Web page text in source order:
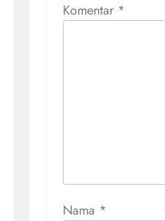
Komentar *
Nama *